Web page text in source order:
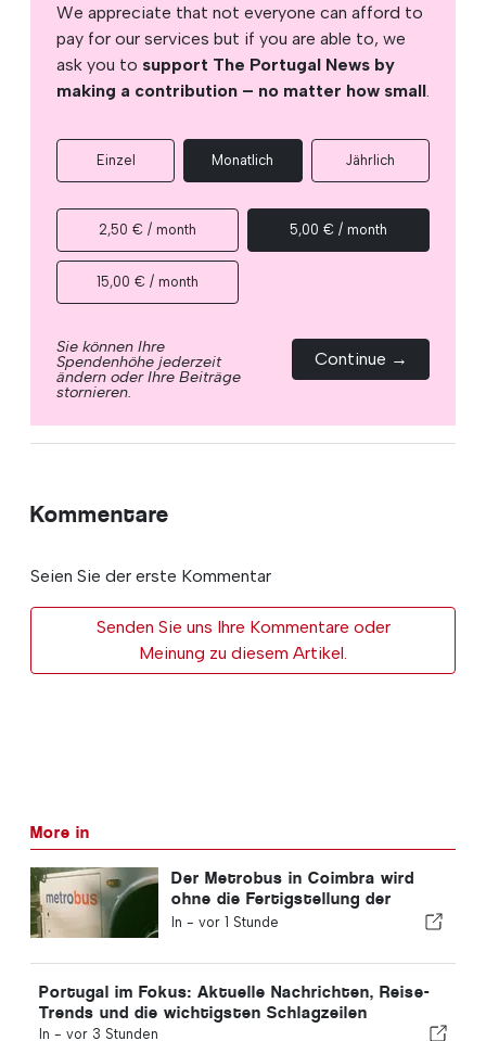
We appreciate that not everyone can afford to
pay for our services but if you are able to, we
ask you to support The Portugal News by
making a contribution – no matter how small.
Einzel Monatlich Jährlich
2,50 € / month 5,00 € / month
15,00 € / month
Sie können Ihre
Spendenhöhe jederzeit
ändern oder Ihre Beiträge
stornieren.
Continue →
Kommentare
Seien Sie der erste Kommentar
Senden Sie uns Ihre Kommentare oder
Meinung zu diesem Artikel.
More in
Der Metrobus in Coimbra wird
ohne die Fertigstellung der
neuen Funktion in Betrieb
In - vor 1 Stunde
Portugal im Fokus: Aktuelle Nachrichten, Reise-
Trends und die wichtigsten Schlagzeilen
In - vor 3 Stunden